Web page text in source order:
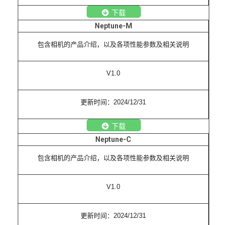
下载
Neptune-M
包含相机的产品介绍，以及各项性能参数及相关说明
V1.0
更新时间：2024/12/31
下载
Neptune-C
包含相机的产品介绍，以及各项性能参数及相关说明
V1.0
更新时间：2024/12/31